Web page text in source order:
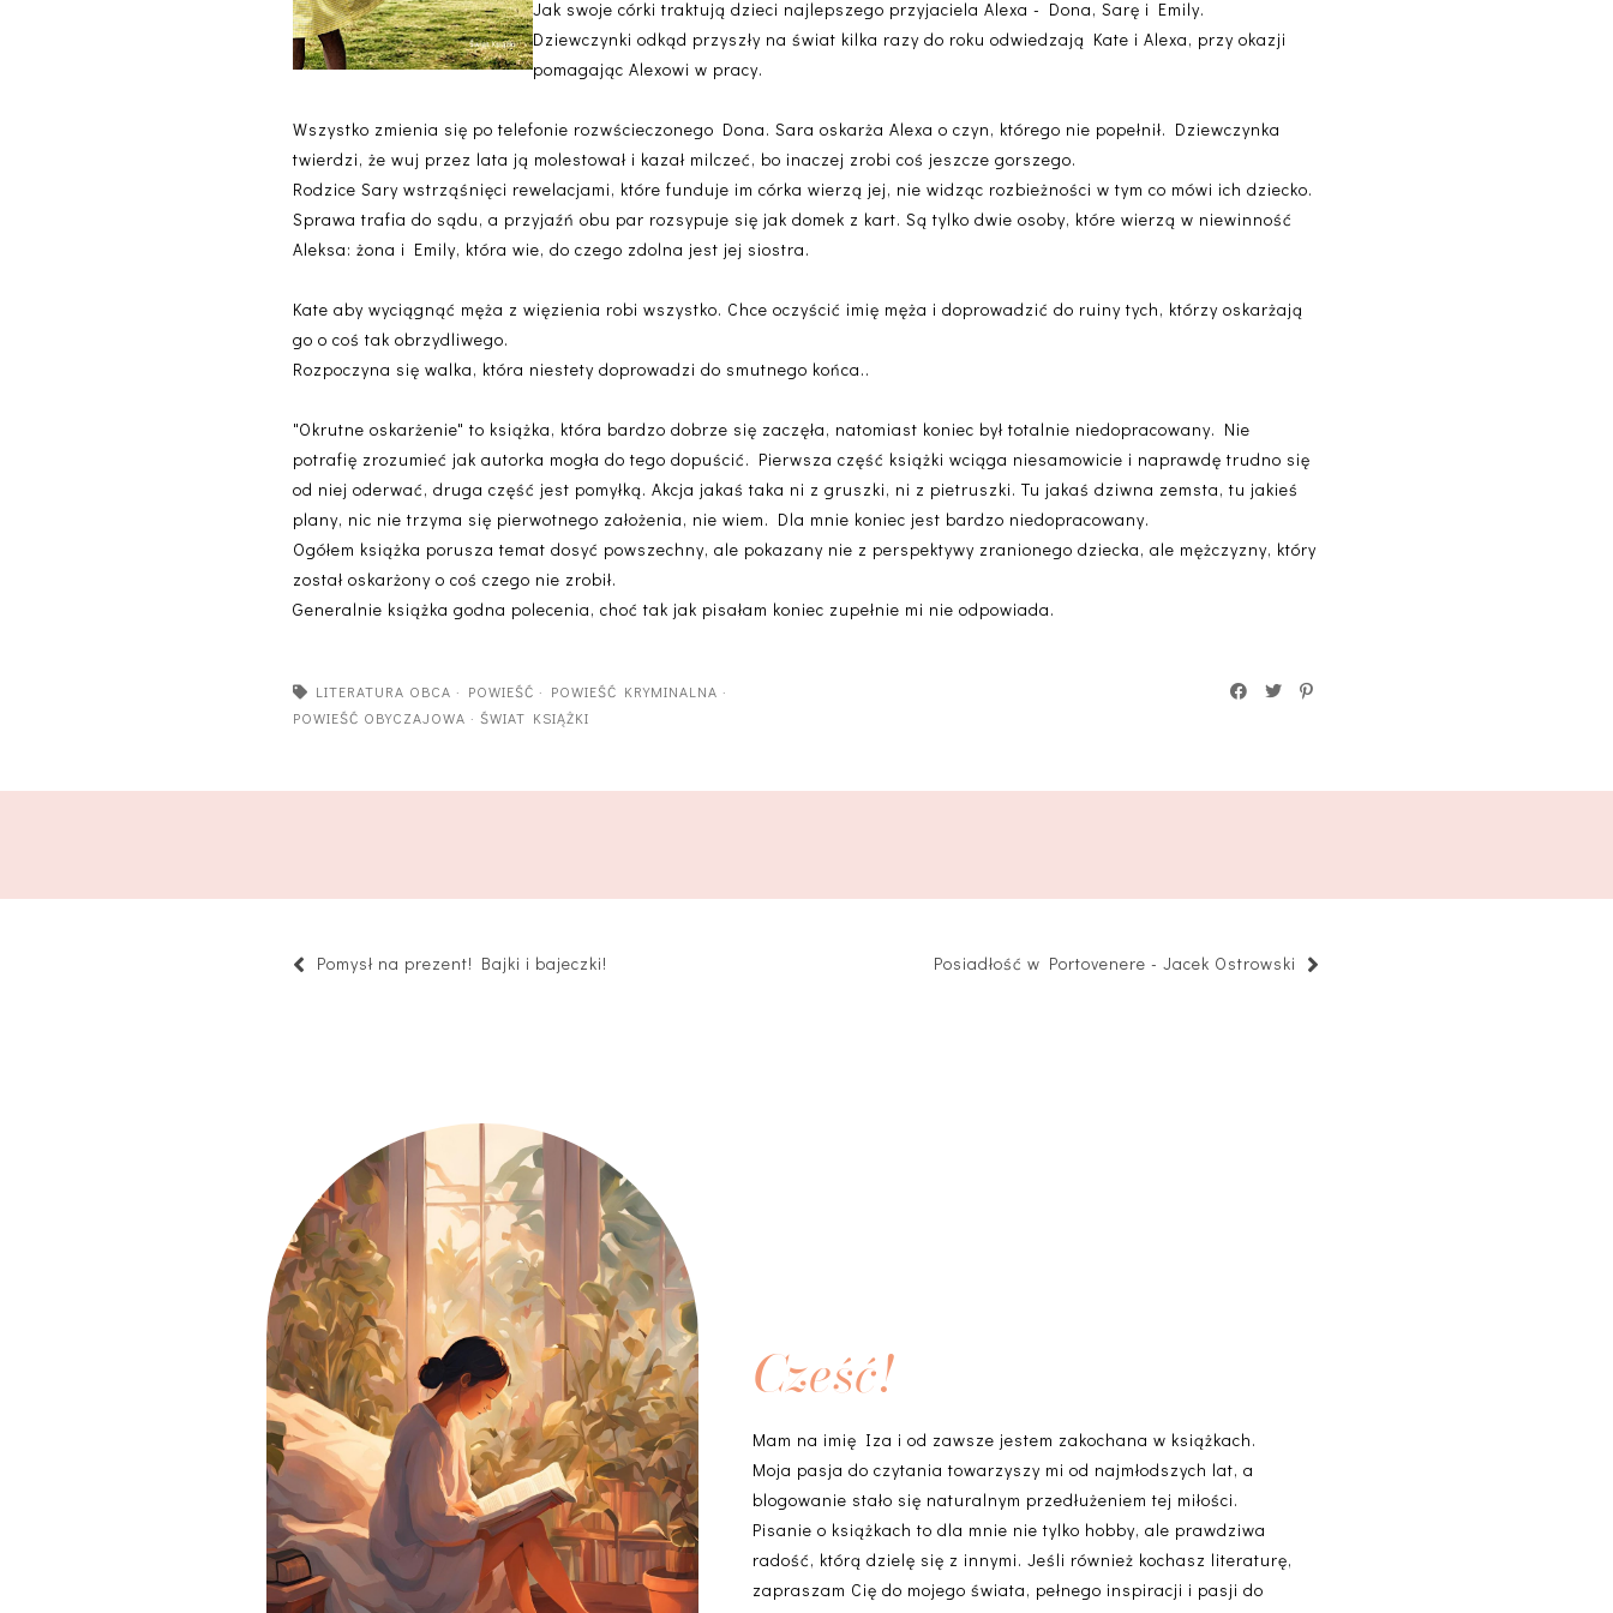
Jak swoje córki traktują dzieci najlepszego przyjaciela Alexa - Dona, Sarę i Emily.
Dziewczynki odkąd przyszły na świat kilka razy do roku odwiedzają Kate i Alexa, przy okazji
pomagając Alexowi w pracy.
Wszystko zmienia się po telefonie rozwścieczonego Dona. Sara oskarża Alexa o czyn, którego nie popełnił. Dziewczynka
twierdzi, że wuj przez lata ją molestował i kazał milczeć, bo inaczej zrobi coś jeszcze gorszego.
Rodzice Sary wstrząśnięci rewelacjami, które funduje im córka wierzą jej, nie widząc rozbieżności w tym co mówi ich dziecko.
Sprawa trafia do sądu, a przyjaźń obu par rozsypuje się jak domek z kart. Są tylko dwie osoby, które wierzą w niewinność
Aleksa: żona i Emily, która wie, do czego zdolna jest jej siostra.
Kate aby wyciągnąć męża z więzienia robi wszystko. Chce oczyścić imię męża i doprowadzić do ruiny tych, którzy oskarżają
go o coś tak obrzydliwego.
Rozpoczyna się walka, która niestety doprowadzi do smutnego końca..
"Okrutne oskarżenie" to książka, która bardzo dobrze się zaczęła, natomiast koniec był totalnie niedopracowany. Nie
potrafię zrozumieć jak autorka mogła do tego dopuścić. Pierwsza część książki wciąga niesamowicie i naprawdę trudno się
od niej oderwać, druga część jest pomyłką. Akcja jakaś taka ni z gruszki, ni z pietruszki. Tu jakaś dziwna zemsta, tu jakieś
plany, nic nie trzyma się pierwotnego założenia, nie wiem. Dla mnie koniec jest bardzo niedopracowany.
Ogółem książka porusza temat dosyć powszechny, ale pokazany nie z perspektywy zranionego dziecka, ale mężczyzny, który
został oskarżony o coś czego nie zrobił.
Generalnie książka godna polecenia, choć tak jak pisałam koniec zupełnie mi nie odpowiada.
LITERATURA OBCA · POWIEŚĆ · POWIEŚĆ KRYMINALNA ·
POWIEŚĆ OBYCZAJOWA ·ŚWIAT KSIĄŻKI
Pomysł na prezent! Bajki i bajeczki! Posiadłość w Portovenere - Jacek Ostrowski
Cześć!
Mam na imię Iza i od zawsze jestem zakochana w książkach.
Moja pasja do czytania towarzyszy mi od najmłodszych lat, a
blogowanie stało się naturalnym przedłużeniem tej miłości.
Pisanie o książkach to dla mnie nie tylko hobby, ale prawdziwa
radość, którą dzielę się z innymi. Jeśli również kochasz literaturę,
zapraszam Cię do mojego świata, pełnego inspiracji i pasji do